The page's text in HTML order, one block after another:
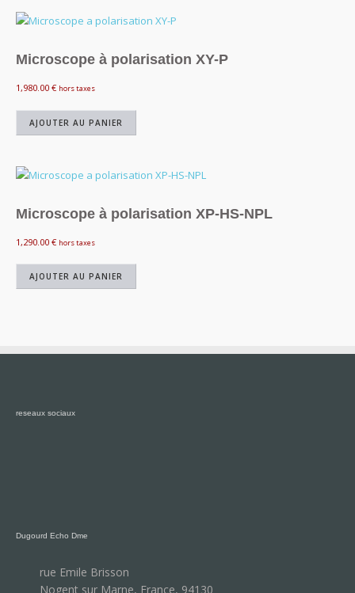
Microscope à polarisation XY-P
1,980.00 € hors taxes
AJOUTER AU PANIER
Microscope à polarisation XP-HS-NPL
1,290.00 € hors taxes
AJOUTER AU PANIER
reseaux sociaux
Dugourd Echo Dme
rue Emile Brisson
Nogent sur Marne, France, 94130